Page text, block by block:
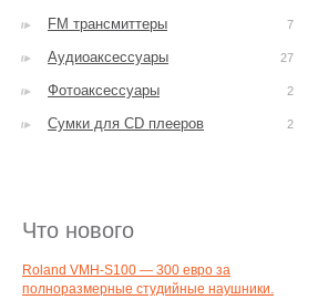
FM трансмиттеры 7
Аудиоаксессуары 27
Фотоаксессуары 2
Сумки для CD плееров 2
Что нового
Roland VMH-S100 — 300 евро за
полноразмерные студийные наушники.